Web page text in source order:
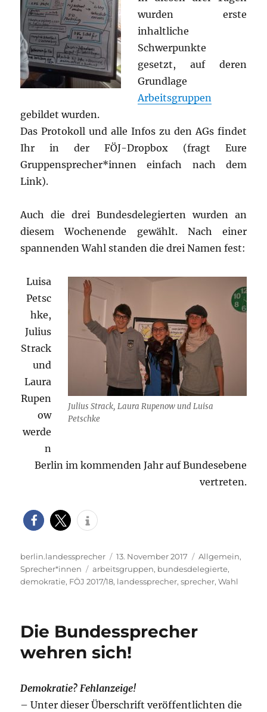
wurden erste
inhaltliche
Schwerpunkte
gesetzt, auf deren
Grundlage
Arbeitsgruppen
gebildet wurden.
Das Protokoll und alle Infos zu den AGs findet
Ihr in der FÖJ-Dropbox (fragt Eure
Gruppensprecher*innen einfach nach dem
Link).
Auch die drei Bundesdelegierten wurden an
diesem Wochenende gewählt. Nach einer
spannenden Wahl standen die drei Namen fest:
Julius Strack, Laura Rupenow und Luisa
Petschke
Luisa
Petsc
hke,
Julius
Strack
und
Laura
Rupen
ow
werde
n
Berlin im kommenden Jahr auf Bundesebene
vertreten.
Autor
berlin.landessprecher
Veröffentlicht
am
13. November 2017 Kategorien
Allgemein,
Sprecher*innen
Schlagwörter
arbeitsgruppen, bundesdelegierte,
demokratie, FÖJ 2017/18, landessprecher,sprecher,Wahl
Die Bundessprecher
wehren sich!
Demokratie? Fehlanzeige!
– Unter dieser Überschrift veröffentlichten die